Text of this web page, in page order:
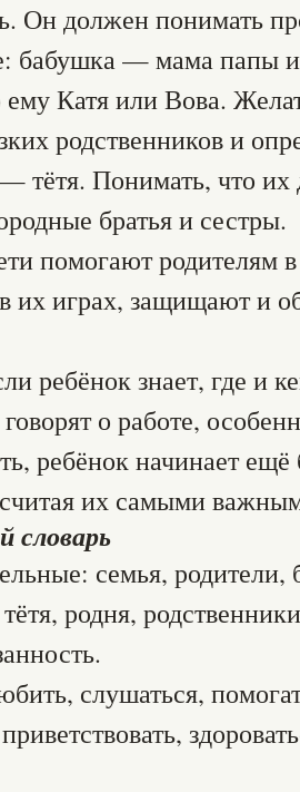
Он должен понимать
бабушка — мама папы
Катя или Вова.
родственников и
тётя. Понимать, что их
братья и сестры.
помогают родителям
играх, защищают и
ребёнок знает, где и
о работе,
ребёнок начинает
их самыми
словарь
семья, родители,
тётя, родня,
слушаться,